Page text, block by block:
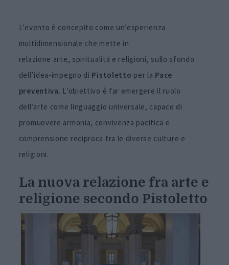
L’evento è concepito come un’esperienza
multidimensionale che mette in
relazione arte, spiritualità e religioni, sullo sfondo
dell’idea-impegno di Pistoletto per la Pace
preventiva. L’obiettivo è far emergere il ruolo
dell’arte come linguaggio universale, capace di
promuovere armonia, convivenza pacifica e
comprensione reciproca tra le diverse culture e
religioni.
La nuova relazione fra arte e
religione secondo Pistoletto